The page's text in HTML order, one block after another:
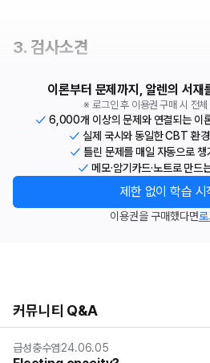
3. 검사소견
이론부터 문제까지, 알렌의 서
※ 로그인 후 이용권 구매 시 전
6,000개 이상의 문제와 연결되는 이
실제 국시와 동일한 CBT 환
틀린 문제를 매일 자동으로 챙
메모·암기카드·노트로 만드
제한 없이 학습 시
이용권을 구매했다면
커뮤니티 Q&A
급성충수염24.06.05